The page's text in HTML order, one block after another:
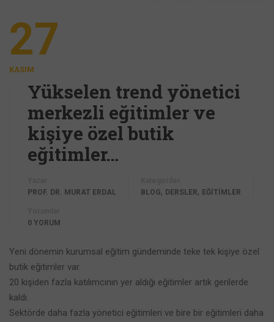
27
KASIM
Yükselen trend yönetici
merkezli eğitimler ve
kişiye özel butik
eğitimler…
PROF. DR. MURAT ERDAL
BLOG, DERSLER, EĞİTİMLER
0 YORUM
Yeni dönemin kurumsal eğitim gündeminde teke tek kişiye özel
butik eğitimler var.
20 kişiden fazla katılımcının yer aldığı eğitimler artık gerilerde
kaldı.
Sektörde daha fazla yönetici eğitimleri ve bire bir eğitimleri daha